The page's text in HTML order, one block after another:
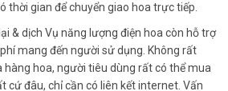
thời gian để chuyển giao hoa trực tiếp.
& dịch Vụ năng lượng điện hoa còn hỗ trợ
mang đến người sử dụng. Không rất
hàng hoa, người tiêu dùng rất có thể mua
cứ đâu, chỉ cần có liên kết internet. Vấn